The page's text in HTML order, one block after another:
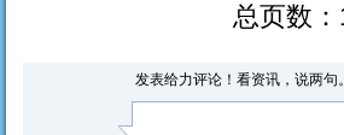
总页数
发表给力评论！看资讯，说两句。